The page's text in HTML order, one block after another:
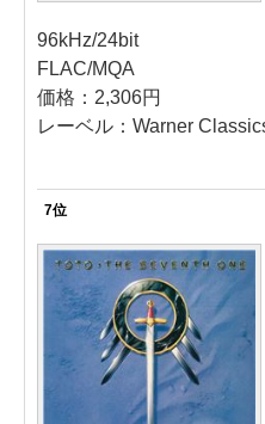
96kHz/24bit
FLAC/MQA
価格：2,306円
レーベル：Warner
7位